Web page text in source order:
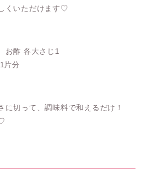
くいただけます♡
お酢 各大さじ1
片分
に切って、調味料で和えるだけ！